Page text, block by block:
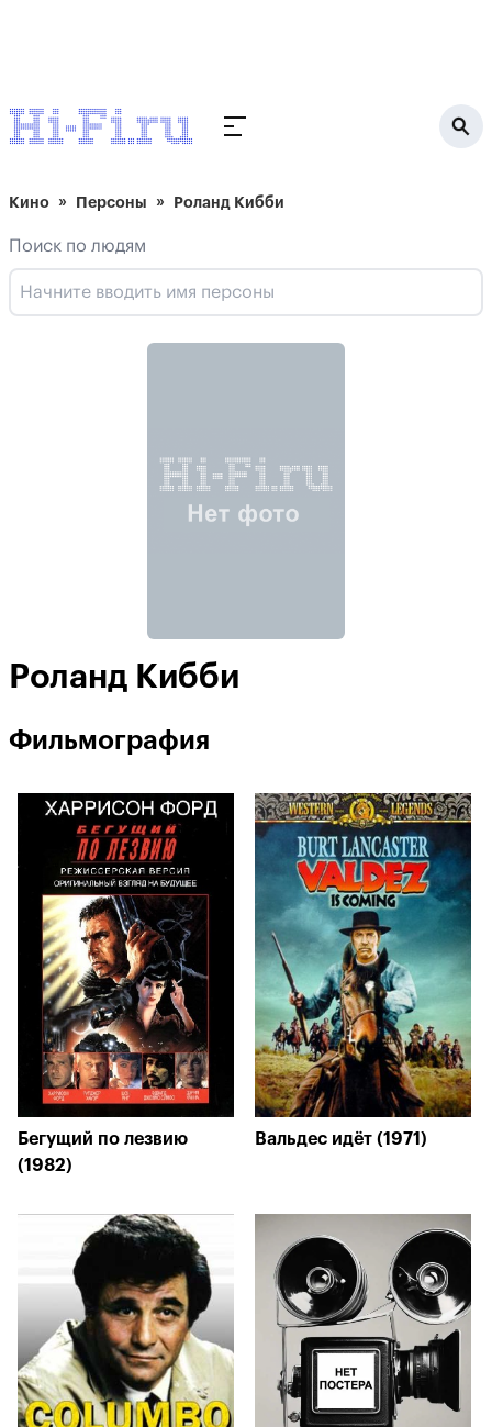
Кино Персоны Роланд Кибби
Поиск по людям
Роланд Кибби
Фильмография
Бегущий по лезвию
(1982)
Вальдес идёт (1971)